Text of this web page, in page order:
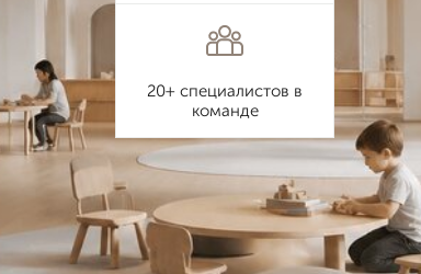
20+ специалистов в
команде